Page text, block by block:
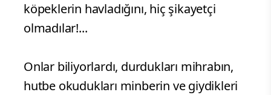
köpeklerin havladığını, hiç şikayetçi
olmadılar!...
Onlar biliyorlardı, durdukları mihrabın,
hutbe okudukları minberin ve giydikleri